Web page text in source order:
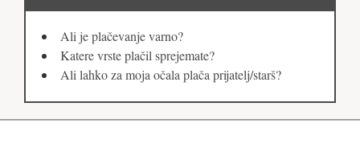
Ali je plačevanje varno?
Katere vrste plačil sprejemate?
Ali lahko za moja očala plača prijatelj/starš?